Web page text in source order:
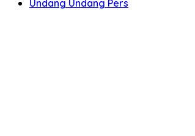
Undang Undang Pers